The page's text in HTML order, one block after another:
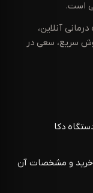
است.
آنلاین،
سریع، سعی در
دکا
خرید و مشخصات آن